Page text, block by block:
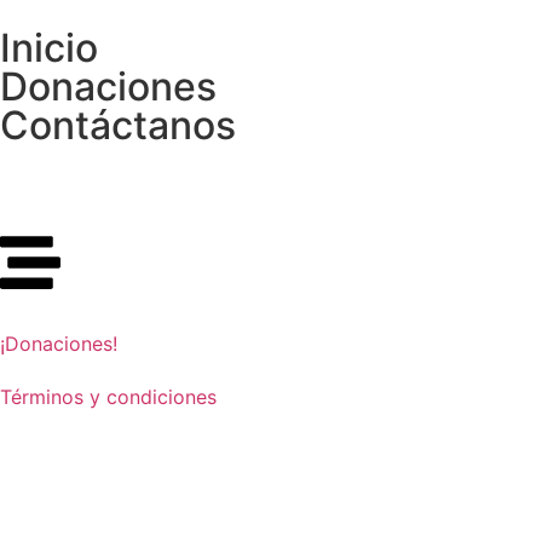
Inicio
Donaciones
Contáctanos
¡Donaciones!
Términos y condiciones